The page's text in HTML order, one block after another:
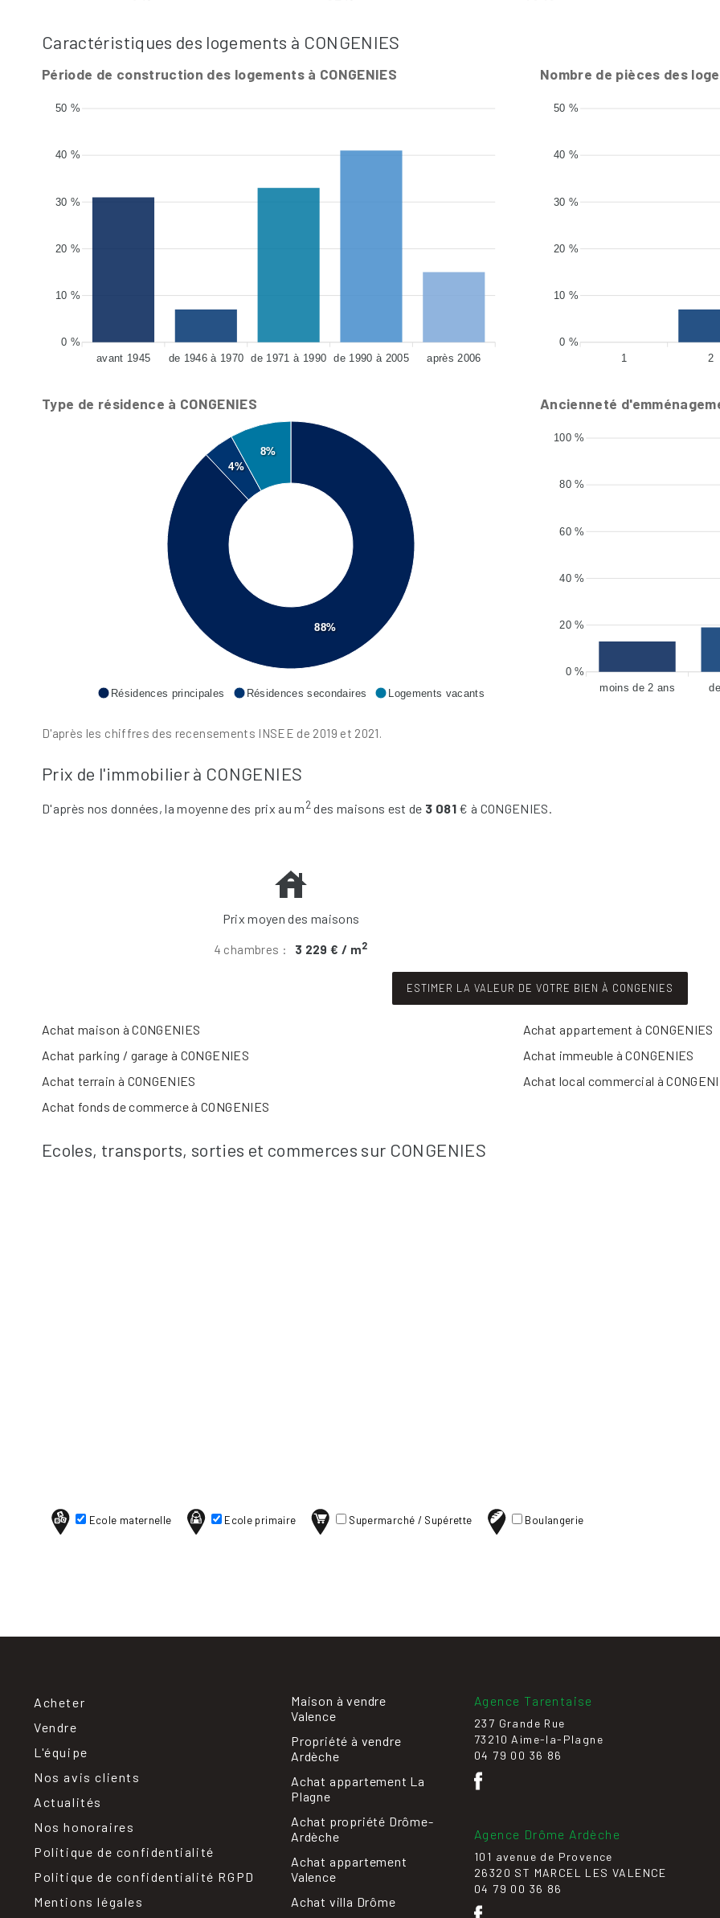
Caractéristiques des logements à CONGENIES
Période de construction des logements à CONGENIES
50 %
40 %
30 %
20 %
10 %
0 %
avant 1945
de 1946 à 1970 de 1971 à 1990 de 1990 à 2005 après 2006
Nombre de pièces des
50 %
40 %
30 %
20 %
10 %
0 %
1
2
Type de résidence à CONGENIES
88%
4%
8%
Résidences principales Résidences secondaires Logements vacants
Ancienneté
100 %
80 %
60 %
40 %
20 %
0 %
moins de 2 ans
D'après les chiffres des recensements INSEE de 2019 et 2021.
Prix de l'immobilier à CONGENIES
D'après nos données, la moyenne des prix au m2 des maisons est de 3 081€ à CONGENIES.
Prix moyen des maisons
4 chambres : 3 229 € / m2
ESTIMER LA VALEUR DE VOTRE BIEN À CONGENIES
Achat maison à CONGENIES
Achat appartement à CONGENIES
Achat parking / garage à CONGENIES
Achat immeuble à CONGENIES
Achat terrain à CONGENIES
Achat local commercial à
Achat fonds de commerce à CONGENIES
Ecoles, transports, sorties et commerces sur CONGENIES
Ecole maternelle Ecole primaire Supermarché / Supérette Boulangerie
Acheter
Vendre
L'équipe
Nos avis clients
Actualités
Nos honoraires
Politique de confidentialité
Politique de confidentialité RGPD
Mentions légales
Maison à vendre
Valence
Propriété à vendre
Ardèche
Achat appartement La
Plagne
Achat propriété Drôme-
Ardèche
Achat appartement
Valence
Achat villa Drôme
Agence Tarentaise
237 Grande Rue
73210 Aime-la-Plagne
04 79 00 36 86
Agence Drôme Ardèche
101 avenue de Provence
26320 ST MARCEL LES VALENCE
04 79 00 36 86